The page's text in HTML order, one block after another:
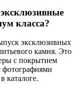
класса?
эксклюзивных
камня. Это
с покрытием
фотографиями
каталоге.